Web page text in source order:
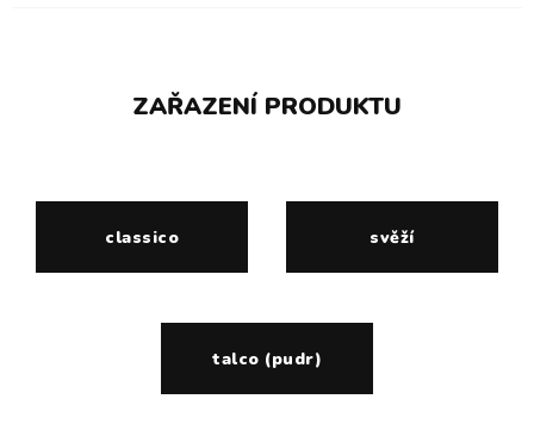
ZAŘAZENÍ PRODUKTU
classico svěží
talco (pudr)